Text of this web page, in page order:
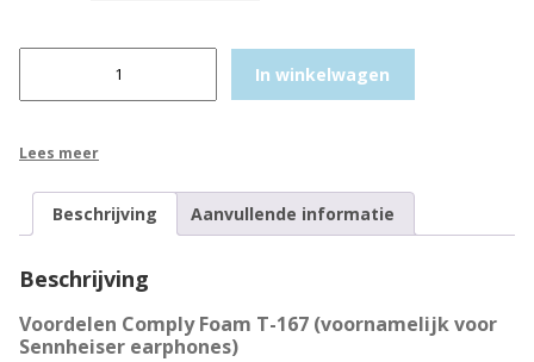
,
.
p
F
a
m
T
In winkelwagen
Lees meer
Beschrijving Aanvullende informatie
Beschrijving
Voordelen Comply Foam T-167 (voornamelijk voor
Sennheiser earphones)